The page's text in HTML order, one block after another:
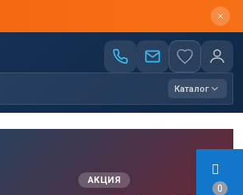
0
Каталог
АКЦИЯ